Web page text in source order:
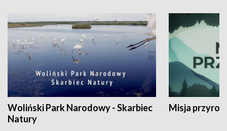
Woliński Park Narodowy - Skarbiec
Natury
Misja